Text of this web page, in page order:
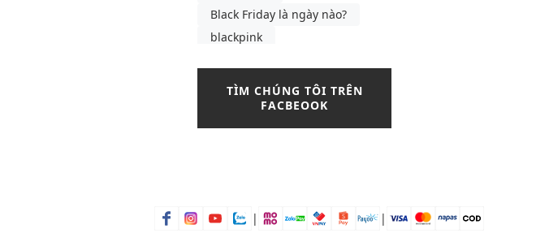
Black Friday là ngày nào?
blackpink
blazer nữ
Bodysuits
Bohemian Style
boot
boot nam
burberry
Bí kíp phối đồ
TÌM CHÚNG TÔI TRÊN
FACBEOOK
| |